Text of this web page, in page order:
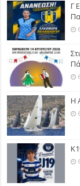
Γ
Η